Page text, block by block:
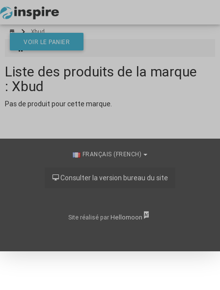
VOIR LE PANIER
Xbud
Liste des produits de la marque
: Xbud
Pas de produit pour cette marque.
FRANÇAIS (FRENCH)
Consulter la version bureau du site
Site réalisé par Hellomoon